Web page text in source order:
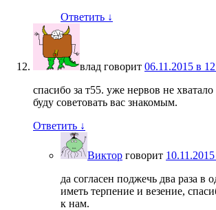
Ответить ↓
влад говорит 06.11.2015 в
спасибо за т55. уже нервов не
буду советовать вас знакомым.
Ответить ↓
Виктор говорит
да согласен поджечь два раза в
иметь терпение и везение,
к нам.